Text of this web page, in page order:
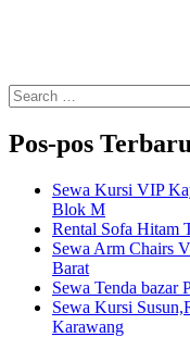
Search
for:
Pos-pos Terbaru
Sewa Kursi VIP
Blok M
Rental Sofa Hitam
Sewa Arm Chairs
Barat
Sewa Tenda bazar
Sewa Kursi
Karawang